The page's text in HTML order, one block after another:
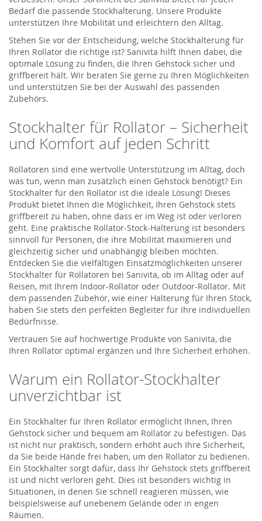
Bedarf die passende Stockhalterung. Unsere Produkte
unterstützen Ihre Mobilität und erleichtern den Alltag.
Stehen Sie vor der Entscheidung, welche Stockhalterung für
Ihren Rollator die richtige ist? Sanivita hilft Ihnen dabei, die
optimale Lösung zu finden, die Ihren Gehstock sicher und
griffbereit hält. Wir beraten Sie gerne zu Ihren Möglichkeiten
und unterstützen Sie bei der Auswahl des passenden
Zubehörs.
Stockhalter für Rollator – Sicherheit
und Komfort auf jeden Schritt
Rollatoren sind eine wertvolle Unterstützung im Alltag, doch
was tun, wenn man zusätzlich einen Gehstock benötigt? Ein
Stockhalter für den Rollator ist die ideale Lösung! Dieses
Produkt bietet Ihnen die Möglichkeit, Ihren Gehstock stets
griffbereit zu haben, ohne dass er im Weg ist oder verloren
geht. Eine praktische Rollator-Stock-Halterung ist besonders
sinnvoll für Personen, die ihre Mobilität maximieren und
gleichzeitig sicher und unabhängig bleiben möchten.
Entdecken Sie die vielfältigen Einsatzmöglichkeiten unserer
Stockhalter für Rollatoren bei Sanivita, ob im Alltag oder auf
Reisen, mit Ihrem Indoor-Rollator oder Outdoor-Rollator. Mit
dem passenden Zubehör, wie einer Halterung für Ihren Stock,
haben Sie stets den perfekten Begleiter für Ihre individuellen
Bedürfnisse.
Vertrauen Sie auf hochwertige Produkte von Sanivita, die
Ihren Rollator optimal ergänzen und Ihre Sicherheit erhöhen.
Warum ein Rollator-Stockhalter
unverzichtbar ist
Ein Stockhalter für Ihren Rollator ermöglicht Ihnen, Ihren
Gehstock sicher und bequem am Rollator zu befestigen. Das
ist nicht nur praktisch, sondern erhöht auch Ihre Sicherheit,
da Sie beide Hände frei haben, um den Rollator zu bedienen.
Ein Stockhalter sorgt dafür, dass Ihr Gehstock stets griffbereit
ist und nicht verloren geht. Dies ist besonders wichtig in
Situationen, in denen Sie schnell reagieren müssen, wie
beispielsweise auf unebenem Gelände oder in engen
Räumen.